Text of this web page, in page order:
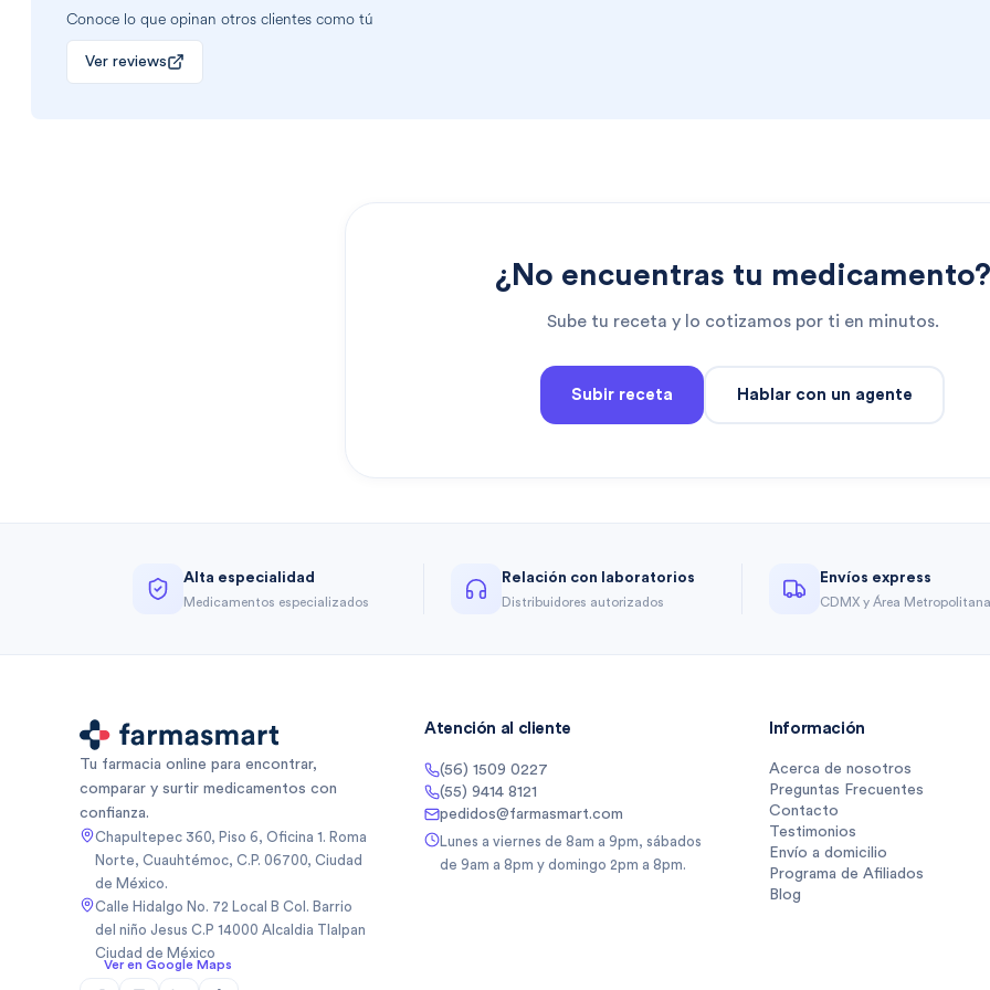
Conoce lo que opinan otros clientes como tú
Ver reviews
¿No encuentras tu medicamento?
Sube tu receta y lo cotizamos por ti en minutos.
Subir receta Hablar con un agente
Alta especialidad
Medicamentos especializados
Relación con laboratorios
Distribuidores autorizados
Envíos express
CDMX y Área Metropolitana
Tu farmacia online para encontrar,
comparar y surtir medicamentos con
confianza.
Chapultepec 360, Piso 6, Oficina 1. Roma
Norte, Cuauhtémoc, C.P. 06700, Ciudad
de México.
Calle Hidalgo No. 72 Local B Col. Barrio
del niño Jesus C.P 14000 Alcaldia Tlalpan
Ciudad de México
Ver en Google Maps
Atención al cliente
(56) 1509 0227
(55) 9414 8121
pedidos@farmasmart.com
Lunes a viernes de 8am a 9pm, sábados
de 9am a 8pm y domingo 2pm a 8pm.
Información
Acerca de nosotros
Preguntas Frecuentes
Contacto
Testimonios
Envío a domicilio
Programa de Afiliados
Blog